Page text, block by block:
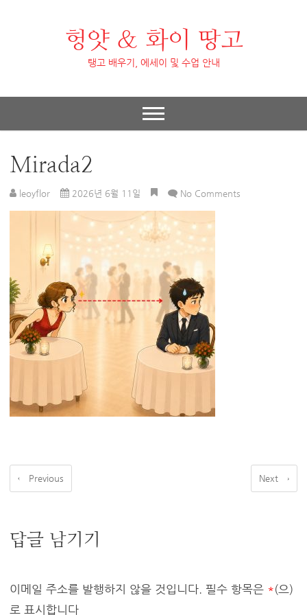
헝얏 & 화이 땅고
탱고 배우기, 에세이 및 수업 안내
Mirada2
leoyflor 2026년 6월 11일 No Comments
← Previous Next →
답글 남기기
이메일 주소를 발행하지 않을 것입니다. 필수 항목은 *(으)
로 표시합니다